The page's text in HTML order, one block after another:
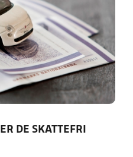
DE SKATTEFRI